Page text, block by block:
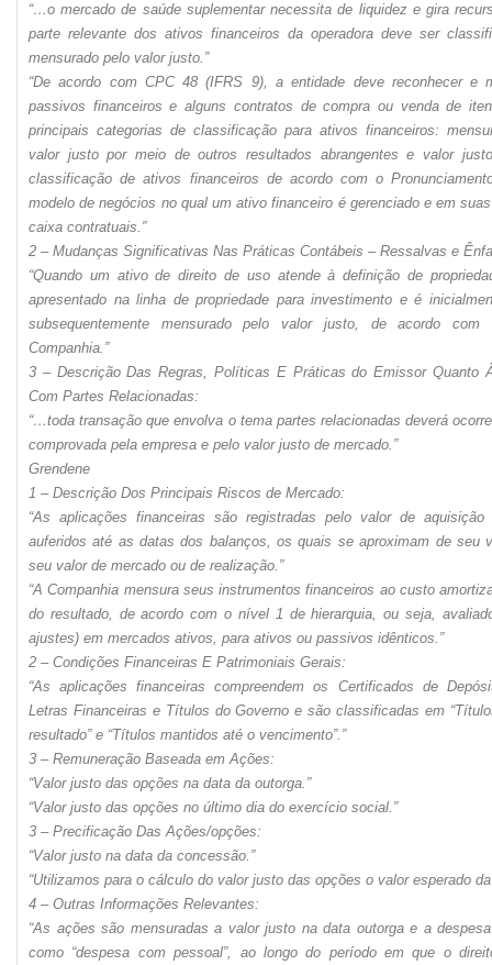
“…o mercado de saúde suplementar necessita de liquidez e gira
parte relevante dos ativos financeiros da operadora deve ser
mensurado pelo valor justo.”
“De acordo com CPC 48 (IFRS 9), a entidade deve reconhecer e
passivos financeiros e alguns contratos de compra ou venda de
principais categorias de classificação para ativos financeiros:
valor justo por meio de outros resultados abrangentes e valor
classificação de ativos financeiros de acordo com o
modelo de negócios no qual um ativo financeiro é gerenciado e em
caixa contratuais.”
2 – Mudanças Significativas Nas Práticas Contábeis – Ressalvas e
“Quando um ativo de direito de uso atende à definição de
apresentado na linha de propriedade para investimento e é
subsequentemente mensurado pelo valor justo, de acordo
Companhia.”
3 – Descrição Das Regras, Políticas E Práticas do Emissor Quanto
Com Partes Relacionadas:
“…toda transação que envolva o tema partes relacionadas deverá
comprovada pela empresa e pelo valor justo de mercado.”
Grendene
1 – Descrição Dos Principais Riscos de Mercado:
“As aplicações financeiras são registradas pelo valor de aquisição
auferidos até as datas dos balanços, os quais se aproximam de seu
seu valor de mercado ou de realização.”
“A Companhia mensura seus instrumentos financeiros ao custo
do resultado, de acordo com o nível 1 de hierarquia, ou seja,
ajustes) em mercados ativos, para ativos ou passivos idênticos.”
2 – Condições Financeiras E Patrimoniais Gerais:
“As aplicações financeiras compreendem os Certificados de
Letras Financeiras e Títulos do Governo e são classificadas em
resultado” e “Títulos mantidos até o vencimento”.”
3 – Remuneração Baseada em Ações:
“Valor justo das opções na data da outorga.”
“Valor justo das opções no último dia do exercício social.”
3 – Precificação Das Ações/opções:
“Valor justo na data da concessão.”
“Utilizamos para o cálculo do valor justo das opções o valor esperado
4 – Outras Informações Relevantes:
“As ações são mensuradas a valor justo na data outorga e a
como “despesa com pessoal”, ao longo do período em que o